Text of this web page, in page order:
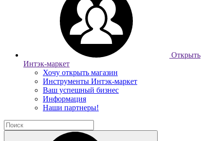
Открыть
Интэк-маркет
Хочу открыть магазин
Инструменты Интэк-маркет
Ваш успешный бизнес
Информация
Наши партнеры!